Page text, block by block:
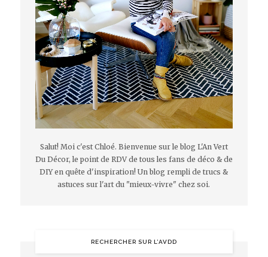
Salut! Moi c'est Chloé. Bienvenue sur le blog L'An Vert
Du Décor, le point de RDV de tous les fans de déco & de
DIY en quête d'inspiration! Un blog rempli de trucs &
astuces sur l'art du "mieux-vivre" chez soi.
RECHERCHER SUR L’AVDD